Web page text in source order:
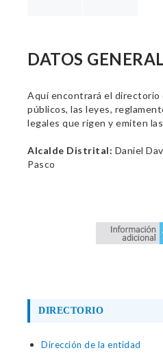
DATOS
Aquí encontrará el directorio
públicos, las leyes,
legales que rigen y emiten
Alcalde Distrital: Daniel
Pasco
DIRECTORIO
Dirección de la entidad